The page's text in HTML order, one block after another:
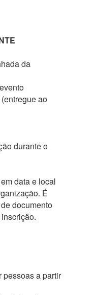
da
ao
durante o
data e local
É
documento
pessoas a partir